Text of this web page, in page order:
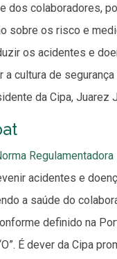
dos colaboradores,
sobre os risco e
os acidentes e
cultura de segurança
da Cipa, Juarez
Regulamentadora
acidentes e
a saúde do
definido na
É dever da Cipa